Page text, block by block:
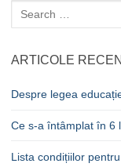
Caută
după:
ARTICOLE
Despre legea
Ce s-a întâmplat în 6
Lista condițiilor